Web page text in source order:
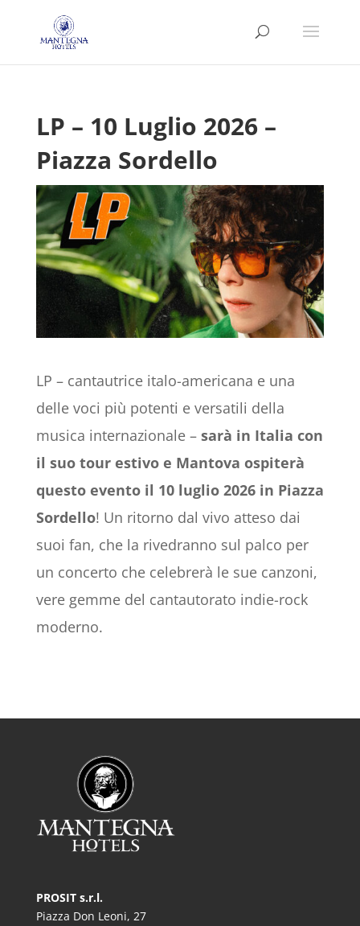
LP – 10 Luglio 2026 –
Piazza Sordello
LP – cantautrice italo-americana e una
delle voci più potenti e versatili della
musica internazionale –sarà in Italia con
il suo tour estivo e Mantova ospiterà
questo evento il 10 luglio 2026 in Piazza
Sordello! Un ritorno dal vivo atteso dai
suoi fan, che la rivedranno sul palco per
un concerto che celebrerà le sue canzoni,
vere gemme del cantautorato indie-rock
moderno.
PROSIT s.r.l.
Piazza Don Leoni, 27